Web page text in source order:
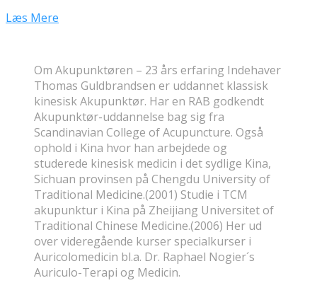
Læs Mere
Om Akupunktøren – 23 års erfaring Indehaver
Thomas Guldbrandsen er uddannet klassisk
kinesisk Akupunktør. Har en RAB godkendt
Akupunktør-uddannelse bag sig fra
Scandinavian College of Acupuncture. Også
ophold i Kina hvor han arbejdede og
studerede kinesisk medicin i det sydlige Kina,
Sichuan provinsen på Chengdu University of
Traditional Medicine.(2001) Studie i TCM
akupunktur i Kina på Zheijiang Universitet of
Traditional Chinese Medicine.(2006) Her ud
over videregående kurser specialkurser i
Auricolomedicin bl.a. Dr. Raphael Nogier´s
Auriculo-Terapi og Medicin.